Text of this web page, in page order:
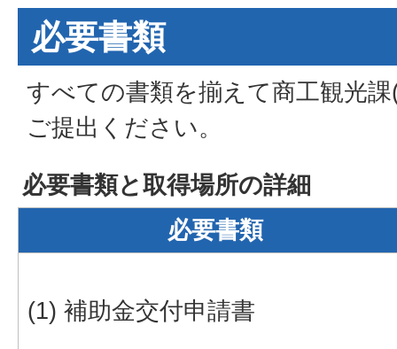
必要書類
すべての書類を揃えて商工観光
ご提出ください。
必要書類と取得場所の詳細
必要書類
(1) 補助金交付申請書